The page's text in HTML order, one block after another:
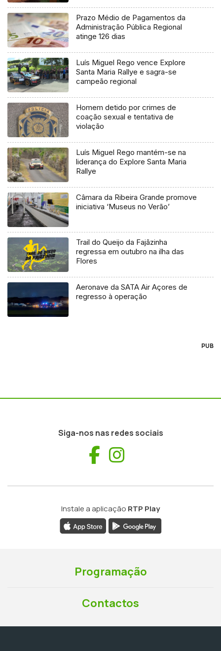
Prazo Médio de Pagamentos da
Administração Pública Regional
atinge 126 dias
Luís Miguel Rego vence Explore
Santa Maria Rallye e sagra-se
campeão regional
Homem detido por crimes de
coação sexual e tentativa de
violação
Luís Miguel Rego mantém-se na
liderança do Explore Santa Maria
Rallye
Câmara da Ribeira Grande promove
iniciativa ‘Museus no Verão’
Trail do Queijo da Fajãzinha
regressa em outubro na ilha das
Flores
Aeronave da SATA Air Açores de
regresso à operação
PUB
Siga-nos nas redes sociais
Facebook
Instale a aplicação RTP Play
Programação
Contactos